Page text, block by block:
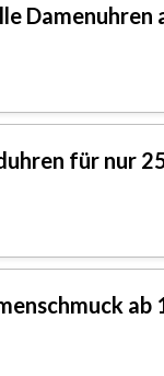
Damenuhren
für nur